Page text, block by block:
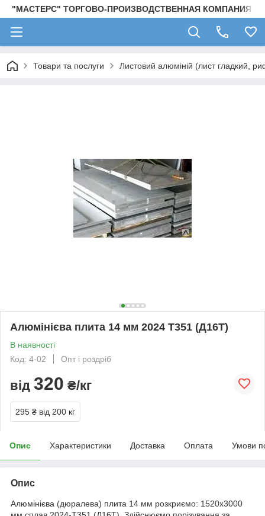
"МАСТЕРС" ТОРГОВО-ПРОИЗВОДСТВЕННАЯ КОМПАНИЯ
Товари та послуги Листовий алюміній (лист гладкий,
Алюмінієва плита 14 мм 2024 T351 (Д16Т)
В наявності
Код: 4-02
Опт і роздріб
від 320 ₴/кг
295 ₴ від 200 кг
Опис Характеристики Доставка Оплата Умови
Опис
Алюмінієва (дюралева) плита 14 мм розкриємо: 1520х3000